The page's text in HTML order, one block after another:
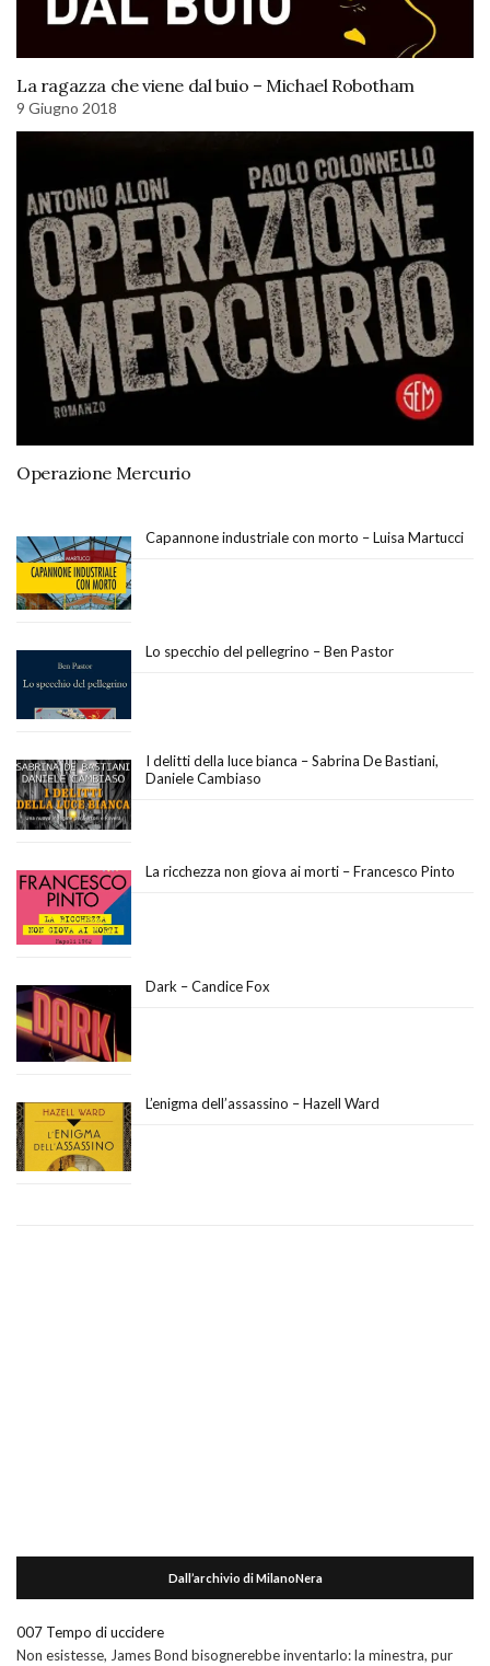
La ragazza che viene dal buio – Michael Robotham
9 Giugno 2018
Operazione Mercurio
Capannone industriale con morto – Luisa Martucci
Lo specchio del pellegrino – Ben Pastor
I delitti della luce bianca – Sabrina De Bastiani,
Daniele Cambiaso
La ricchezza non giova ai morti – Francesco Pinto
Dark – Candice Fox
L’enigma dell’assassino – Hazell Ward
Dall’archivio di MilanoNera
007 Tempo di uccidere
Non esistesse, James Bond bisognerebbe inventarlo: la minestra, pur